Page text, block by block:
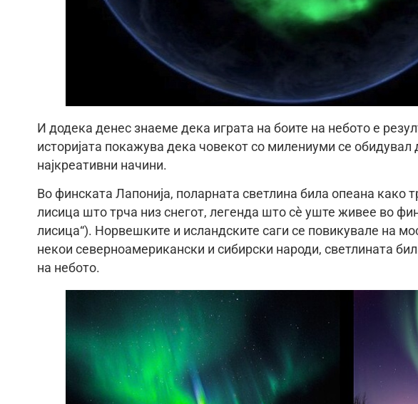
И додека денес знаеме дека играта на боите на небото е
историјата покажува дека човекот со милениуми се обидувал
најкреативни начини.
Во финската Лапонија, поларната светлина била опеана како
лисица што трча низ снегот, легенда што сè уште живее во
лисица“). Норвешките и исландските саги се повикувале на
некои северноамерикански и сибирски народи, светлината
на небото.